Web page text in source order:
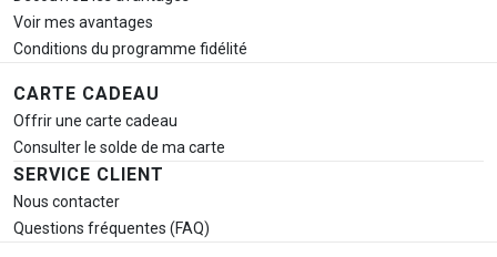
Voir mes avantages
Conditions du programme fidélité
CARTE CADEAU
Offrir une carte cadeau
Consulter le solde de ma carte
SERVICE CLIENT
Nous contacter
Questions fréquentes (FAQ)